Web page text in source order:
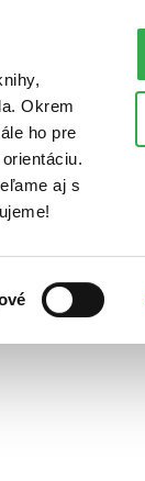
Okrem
ho pre
aj s